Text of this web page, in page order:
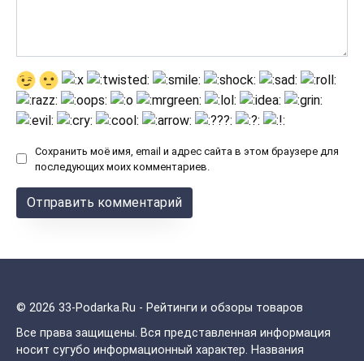
Сохранить моё имя, email и адрес сайта в этом браузере для
последующих моих комментариев.
© 2026 33-Podarka.Ru - Рейтинги и обзоры товаров
Все права защищены. Вся представленная информация
носит сугубо информационный характер. Названия